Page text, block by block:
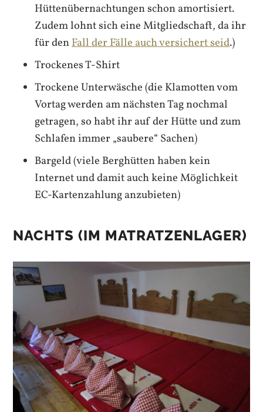
Hüttenübernachtungen schon amortisiert.
Zudem lohnt sich eine Mitgliedschaft, da ihr
für denFall der Fälle auch versichert seid.)
Trockenes T-Shirt
Trockene Unterwäsche (die Klamotten vom
Vortag werden am nächsten Tag nochmal
getragen, so habt ihr auf der Hütte und zum
Schlafen immer „saubere“ Sachen)
Bargeld (viele Berghütten haben kein
Internet und damit auch keine Möglichkeit
EC-Kartenzahlung anzubieten)
NACHTS (IM MATRATZENLAGER)